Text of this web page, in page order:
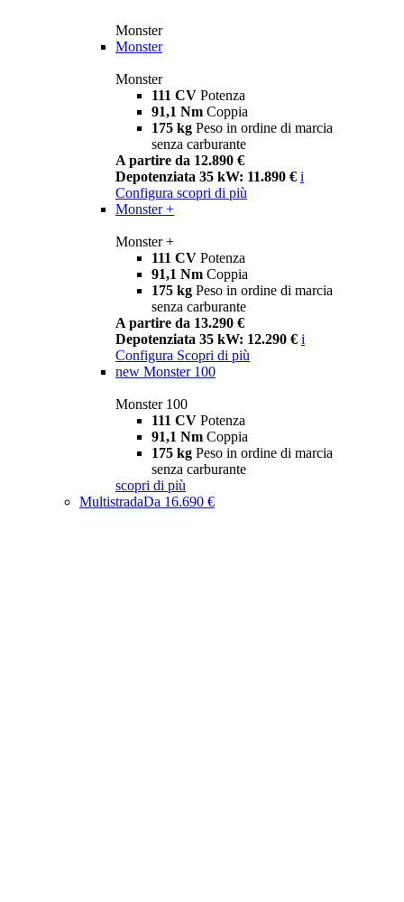
Monster
Monster
Monster
111 CV Potenza
91,1 Nm Coppia
175 kg Peso in ordine di marcia
senza carburante
A partire da 12.890 €
Depotenziata 35 kW: 11.890 € i
Configura scopri di più
Monster +
Monster +
111 CV Potenza
91,1 Nm Coppia
175 kg Peso in ordine di marcia
senza carburante
A partire da 13.290 €
Depotenziata 35 kW: 12.290 € i
Configura Scopri di più
new Monster 100
Monster 100
111 CV Potenza
91,1 Nm Coppia
175 kg Peso in ordine di marcia
senza carburante
scopri di più
MultistradaDa 16.690 €